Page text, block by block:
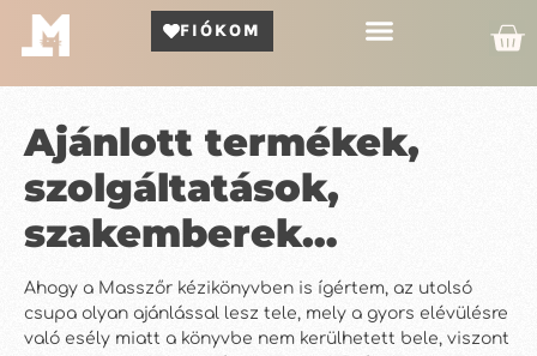
FIÓKOM
Ajánlott termékek,
szolgáltatások,
szakemberek…
Ahogy a Masszőr kézikönyvben is ígértem, az utolsó
csupa olyan ajánlással lesz tele, mely a gyors elévülésre
való esély miatt a könyvbe nem kerülhetett bele, viszont